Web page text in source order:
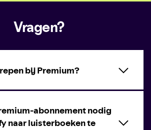
Vragen?
bij Premium?
abonnement nodig
naar luisterboeken te